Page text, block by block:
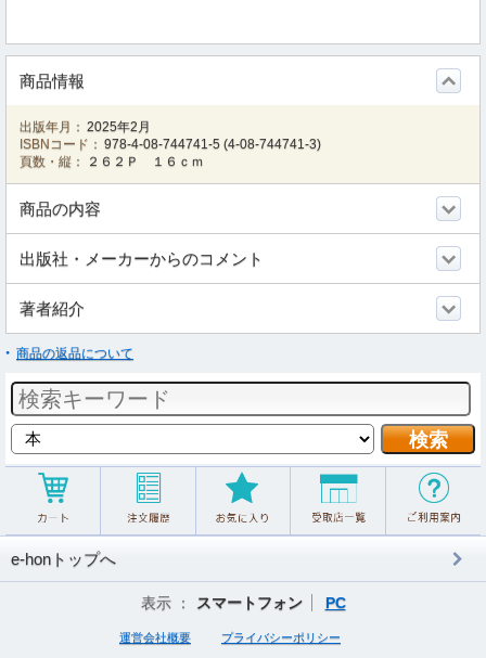
商品情報
出版年月： 2025年2月
ISBNコード： 978-4-08-744741-5 (4-08-744741-3)
頁数・縦：
２６２Ｐ １６ｃｍ
商品の内容
出版社・メーカーからのコメント
著者紹介
商品の返品について
e-honトップへ
表示 ： スマートフォン PC
運営会社概要 プライバシーポリシー